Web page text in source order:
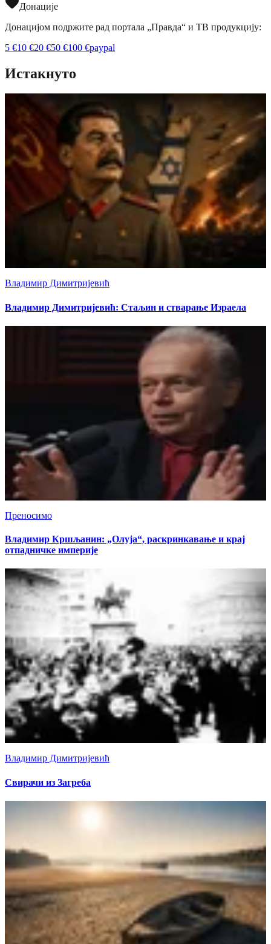
Донације
Донацијом подржите рад портала „Правда“ и ТВ продукцију:
5 €10 €20 €50 €100 €paypal
Истакнуто
Владимир Димитријевић
Владимир Димитријевић: Стаљин и стварање Израела
Преносимо
Владимир Кршљанин: „Олуја“, раскринкавање и крај
отпадничке империје
Владимир Димитријевић
Свирачи из Загреба